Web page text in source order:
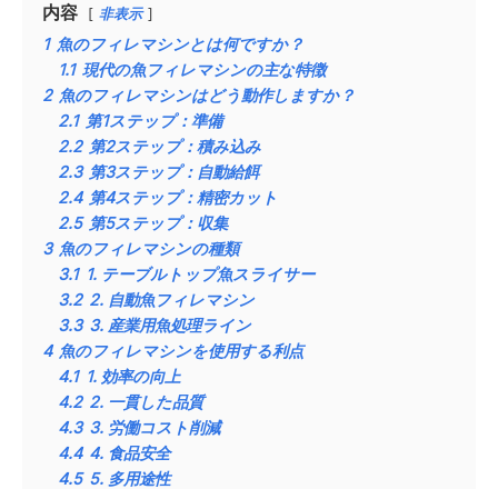
内容 非表示
1 魚のフィレマシンとは何ですか？
1.1 現代の魚フィレマシンの主な特徴
2 魚のフィレマシンはどう動作しますか？
2.1 第1ステップ：準備
2.2 第2ステップ：積み込み
2.3 第3ステップ：自動給餌
2.4 第4ステップ：精密カット
2.5 第5ステップ：収集
3 魚のフィレマシンの種類
3.1 1. テーブルトップ魚スライサー
3.2 2. 自動魚フィレマシン
3.3 3. 産業用魚処理ライン
4 魚のフィレマシンを使用する利点
4.1 1. 効率の向上
4.2 2. 一貫した品質
4.3 3. 労働コスト削減
4.4 4. 食品安全
4.5 5. 多用途性